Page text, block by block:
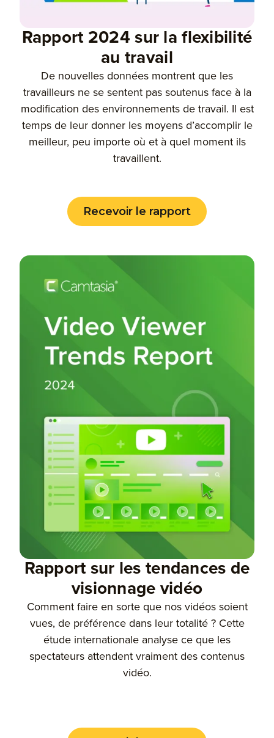
Rapport 2024 sur la flexibilité
au travail
De nouvelles données montrent que les
travailleurs ne se sentent pas soutenus face à la
modification des environnements de travail. Il est
temps de leur donner les moyens d’accomplir le
meilleur, peu importe où et à quel moment ils
travaillent.
Recevoir le rapport
Rapport sur les tendances de
visionnage vidéo
Comment faire en sorte que nos vidéos soient
vues, de préférence dans leur totalité ? Cette
étude internationale analyse ce que les
spectateurs attendent vraiment des contenus
vidéo.